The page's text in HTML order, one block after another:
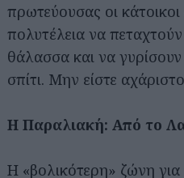
πρωτεύουσας οι
πολυτέλεια να
θάλασσα και να
σπίτι. Μην είστε
Η Παραλιακή: Από το
Η «βολικότερη» ζώνη